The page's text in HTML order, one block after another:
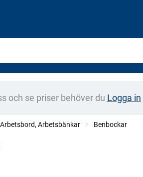
och se priser behöver du Logga in
Arbetsbord, Arbetsbänkar Benbockar